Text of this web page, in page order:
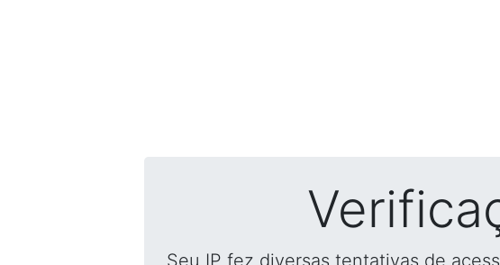
Seu IP fez diversas tentativas de